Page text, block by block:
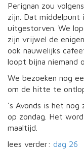
Perignan zou
zijn. Dat middelpunt
uitgestorven. We
zijn vrijwel de
ook nauwelijks
loopt bijna niemand
We bezoeken nog
om de hitte te
‘s Avonds is het
op zondag. Het
maaltijd.
lees verder: dag 26